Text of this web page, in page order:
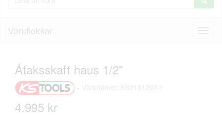
Vöruflokkar
Átaksskaft haus 1/2"
-
4.995 kr